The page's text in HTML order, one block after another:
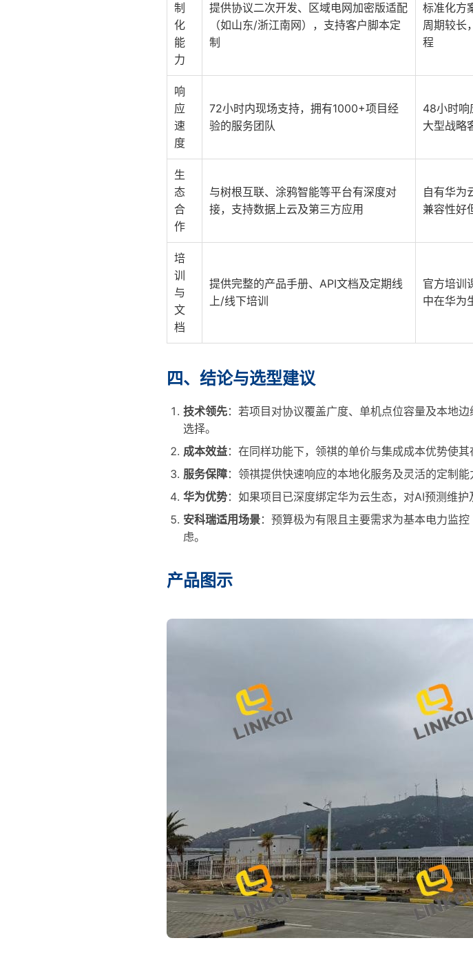
制
化
能
力
提供协议二次开发、区域电网加密版适配
（如山东/浙江南网），支持客户脚本定
制
标准化方
周期较长
程
响
应
速
度
72小时内现场支持，拥有1000+项目经
验的服务团队
48小时响
大型战略
生
态
合
作
与树根互联、涂鸦智能等平台有深度对
接，支持数据上云及第三方应用
自有华为
兼容性好
培
训
与
文
档
提供完整的产品手册、API文档及定期线
上/线下培训
官方培训
中在华为
四、结论与选型建议
技术领先：若项目对协议覆盖广度、单机点位容量及本地边
选择。
成本效益：在同样功能下，领祺的单价与集成成本优势使
服务保障：领祺提供快速响应的本地化服务及灵活的定制
华为优势：如果项目已深度绑定华为云生态，对AI预测维
安科瑞适用场景：预算极为有限且主要需求为基本电力监
虑。
产品图示